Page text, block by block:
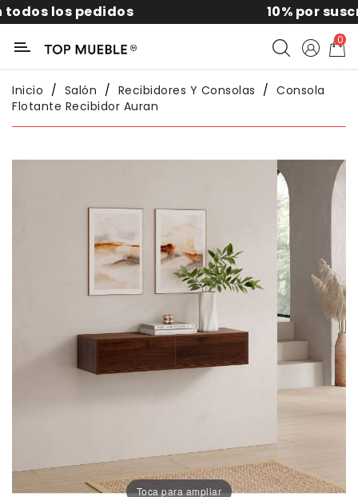
10% por suscribirte a la news
Categoría
Exterior
0
Inicio Salón Recibidores Y Consolas
Consola
Flotante Recibidor Auran
Toca para ampliar